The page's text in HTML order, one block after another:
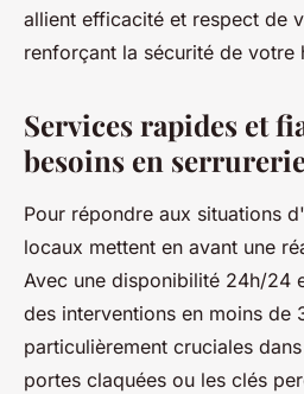
allient efficacité et respect de
renforçant la sécurité de votre
Services rapides et
besoins en
Pour répondre aux situations
locaux mettent en avant une
Avec une disponibilité 24h/24
des interventions en moins de
particulièrement cruciales
portes claquées ou les clés